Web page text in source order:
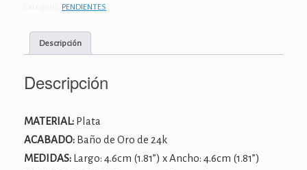
PENDIENTES
Descripción
Descripción
MATERIAL: Plata
ACABADO: Baño de Oro de 24k
MEDIDAS: Largo: 4.6cm (1.81”) x Ancho: 4.6cm (1.81”)